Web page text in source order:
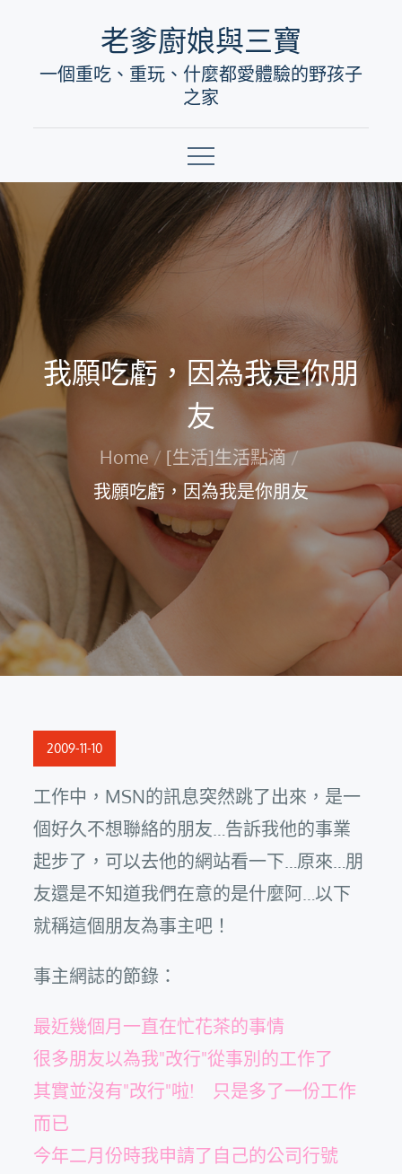
content
老爹廚娘與三寶
一個重吃、重玩、什麼都愛體驗的野孩子
之家
我願吃虧，因為我是你朋
友
Home
[生活]生活點滴
我願吃虧，因為我是你朋友
Posted
2009-11-10
工作中，MSN的訊息突然跳了出來，是一
個好久不想聯絡的朋友…告訴我他的事業
起步了，可以去他的網站看一下…原來…朋
友還是不知道我們在意的是什麼阿…以下
就稱這個朋友為事主吧！
事主網誌的節錄：
最近幾個月一直在忙花茶的事情
很多朋友以為我"改行"從事別的工作了
其實並沒有"改行"啦! 只是多了一份工作
而已
今年二月份時我申請了自己的公司行號